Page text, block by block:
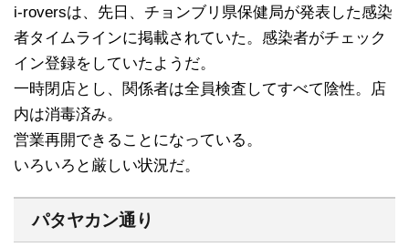
i-roversは、先日、チョンブリ県保健局が発表した感染
者タイムラインに掲載されていた。感染者がチェック
イン登録をしていたようだ。
一時閉店とし、関係者は全員検査してすべて陰性。店
内は消毒済み。
営業再開できることになっている。
いろいろと厳しい状況だ。
パタヤカン通り